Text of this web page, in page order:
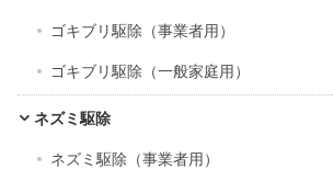
ゴキブリ駆除（事業者用）
ゴキブリ駆除（一般家庭用）
ネズミ駆除
ネズミ駆除（事業者用）